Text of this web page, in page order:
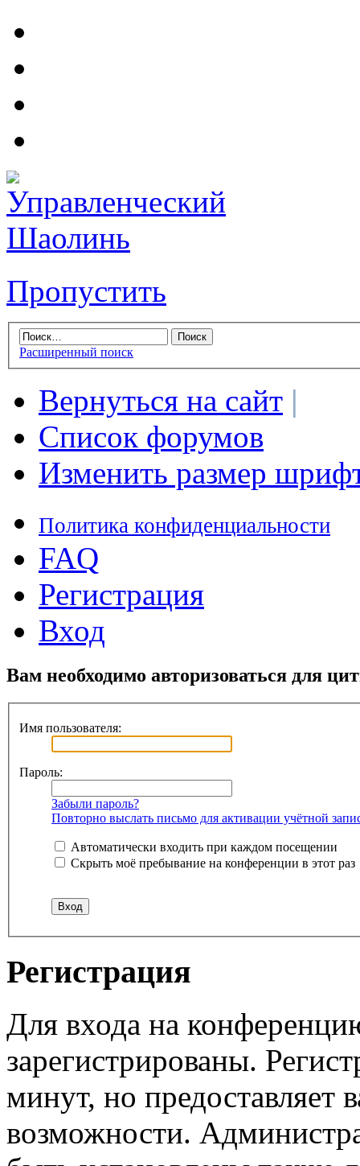
Пропустить
Расширенный поиск
Вернуться на сайт |
Список форумов
Изменить размер
Политика конфиденциальности
FAQ
Регистрация
Вход
Вам необходимо авторизоваться для
Имя пользователя:
Пароль:
Забыли пароль?
Повторно выслать письмо для активации учётной
Автоматически входить при каждом посещении
Скрыть моё пребывание на конференции в этот раз
Регистрация
Для входа на
зарегистрированы.
минут, но предоставляет
возможности.